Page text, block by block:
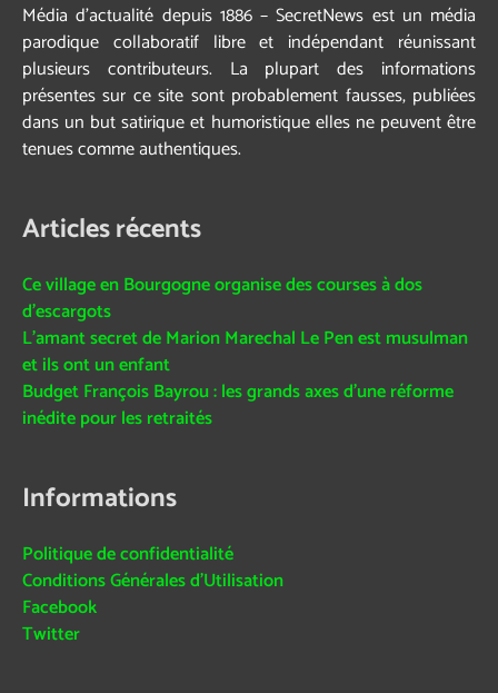
Média d’actualité depuis 1886 – SecretNews est un média
parodique collaboratif libre et indépendant réunissant
plusieurs contributeurs. La plupart des informations
présentes sur ce site sont probablement fausses, publiées
dans un but satirique et humoristique elles ne peuvent être
tenues comme authentiques.
Articles récents
Ce village en Bourgogne organise des courses à dos
d’escargots
L’amant secret de Marion Marechal Le Pen est musulman
et ils ont un enfant
Budget François Bayrou : les grands axes d’une réforme
inédite pour les retraités
Informations
Politique de confidentialité
Conditions Générales d’Utilisation
Facebook
Twitter